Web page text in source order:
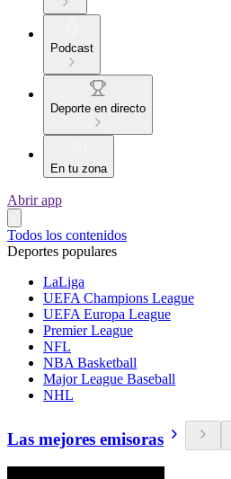
Podcast
Deporte en directo
En tu zona
Abrir app
Todos los contenidos
Deportes populares
LaLiga
UEFA Champions League
UEFA Europa League
Premier League
NFL
NBA Basketball
Major League Baseball
NHL
Las mejores emisoras